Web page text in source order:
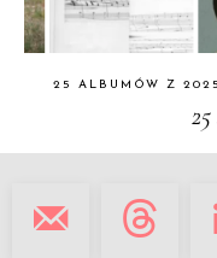
25 ALBUMÓW Z